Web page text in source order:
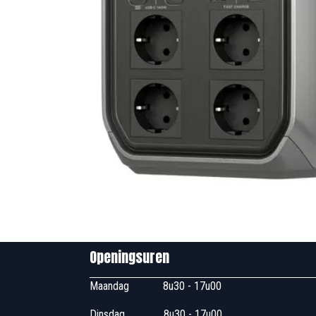
Openingsuren
Maandag ​8u30 -